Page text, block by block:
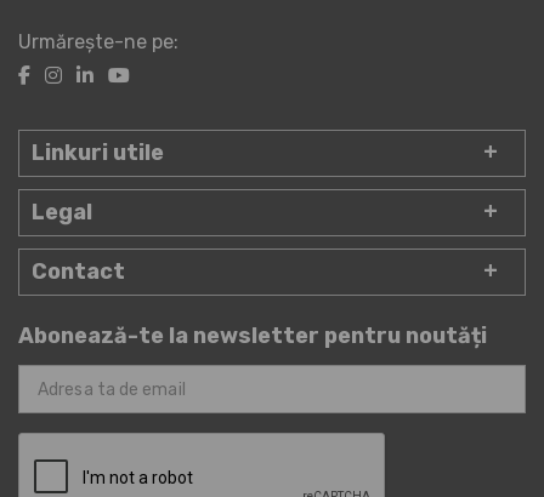
Urmărește-ne pe:
Linkuri utile
Legal
Contact
Abonează-te la newsletter pentru noutăți